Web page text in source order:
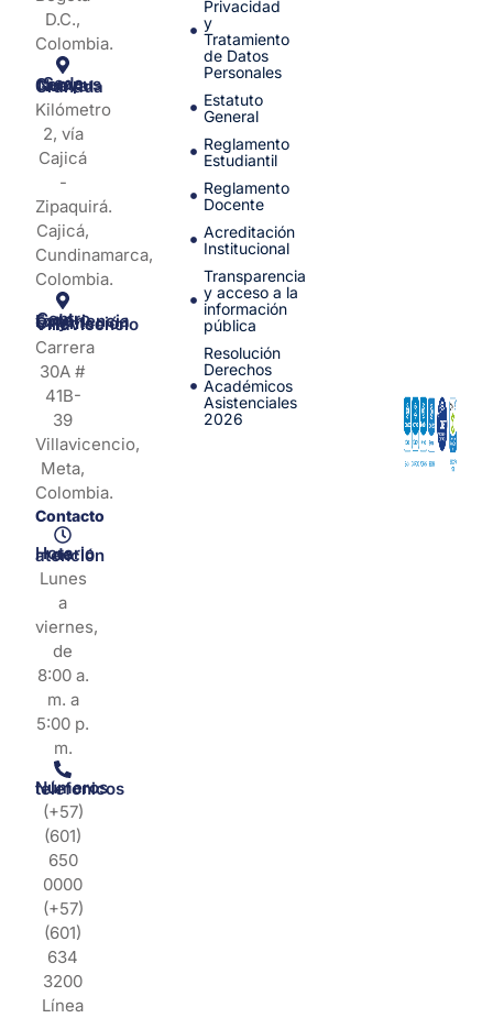
D.C.,
Colombia.
Sede Campus Nueva Granada
Kilómetro
2, vía
Cajicá
-
Zipaquirá.
Cajicá,
Cundinamarca,
Colombia.
Centro de Experiencia y Orientación Villavicencio
Carrera
30A #
41B-
39
Villavicencio,
Meta,
Colombia.
Contacto
Horario de atención
Lunes
a
viernes,
de
8:00 a.
m. a
5:00 p.
m.
Números telefonicos
(+57)
(601)
650
0000
(+57)
(601)
634
3200
Línea
Privacidad
y
Tratamiento
de Datos
Personales
Estatuto
General
Reglamento
Estudiantil
Reglamento
Docente
Acreditación
Institucional
Transparencia
y acceso a la
información
pública
Resolución
Derechos
Académicos
Asistenciales
2026